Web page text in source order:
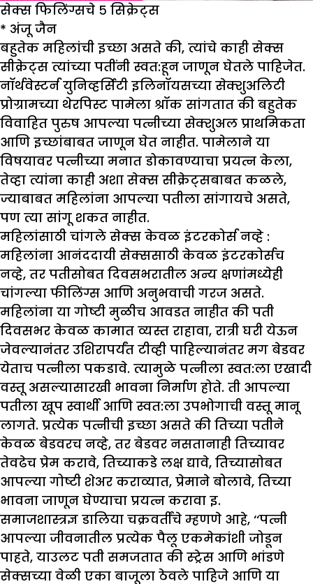
सेक्स फिलिंग्सचे ५ सिक्रेट्स
* अंजू जैन
बहुतेक महिलांची इच्छा असते की, त्यांचे काही सेक्स
सीक्रेट्स त्यांच्या पतींनी स्वत:हून जाणून घेतले पाहिजेत.
नॉर्थवेस्टर्न युनिव्हर्सिटी इलिनॉयसच्या सेक्शुअलिटी
प्रोग्रामच्या थेरपिस्ट पामेला श्रॉक सांगतात की बहुतेक
विवाहित पुरुष आपल्या पत्नीच्या सेक्शुअल प्राथमिकता
आणि इच्छांबाबत जाणून घेत नाहीत. पामेलाने या
विषयावर पत्नीच्या मनात डोकावण्याचा प्रयत्न केला,
तेव्हा त्यांना काही अशा सेक्स सीक्रेट्सबाबत कळले,
ज्याबाबत महिलांना आपल्या पतीला सांगायचे असते,
पण त्या सांगू शकत नाहीत.
महिलांसाठी चांगले सेक्स केवळ इंटरकोर्स नव्हे :
महिलांना आनंददायी सेक्ससाठी केवळ इंटरकोर्सच
नव्हे, तर पतीसोबत दिवसभरातील अन्य क्षणांमध्येही
चांगल्या फीलिंग्स आणि अनुभवाची गरज असते.
महिलांना या गोष्टी मुळीच आवडत नाहीत की पती
दिवसभर केवळ कामात व्यस्त राहावा, रात्री घरी येऊन
जेवल्यानंतर उशिरापर्यंत टीव्ही पाहिल्यानंतर मग बेडवर
येताच पत्नीला पकडावे. त्यामुळे पत्नीला स्वत:ला एखादी
वस्तू असल्यासारखी भावना निर्माण होते. ती आपल्या
पतीला खूप स्वार्थी आणि स्वत:ला उपभोगाची वस्तू मानू
लागते. प्रत्येक पत्नीची इच्छा असते की तिच्या पतीने
केवळ बेडवरच नव्हे, तर बेडवर नसतानाही तिच्यावर
तेवढेच प्रेम करावे, तिच्याकडे लक्ष द्यावे, तिच्यासोबत
आपल्या गोष्टी शेअर कराव्यात, प्रेमाने बोलावे, तिच्या
भावना जाणून घेण्याचा प्रयत्न करावा इ.
समाजशास्त्रज्ञ डालिया चक्रवर्तींचे म्हणणे आहे, ‘‘पत्नी
आपल्या जीवनातील प्रत्येक पैलू एकमेकांशी जोडून
पाहते, याउलट पती समजतात की स्ट्रेस आणि भांडणे
सेक्सच्या वेळी एका बाजूला ठेवले पाहिजे आणि या